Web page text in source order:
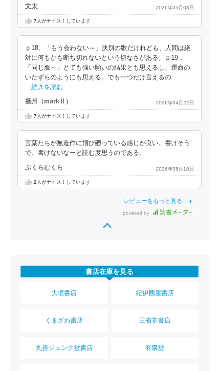
文太 2026年05月03日
7人がナイス！しています
ｐ18、「もう会わない～」決別の歌だけれども、人間は絶
対に何もかも断ち切れないという切なさがある。ｐ19，
「同じ服～」とても強い願いの結果とも思えるし、運命の
いたずらのようにも思える。でも一つだけ言えるの
…続きを読む
播州（markⅡ） 2026年04月22日
7人がナイス！しています
言葉たちが無造作に飛び廻っている感じが良い。書けそう
で、書けないなーと読む度思うのである。
ぷくらむくら 2026年05月16日
2 人がナイス！しています
レビューをもっと見る
powered by
書店在庫を見る
大垣書店 紀伊國屋書店
くまざわ書店 三省堂書店
丸善ジュンク堂書店 有隣堂